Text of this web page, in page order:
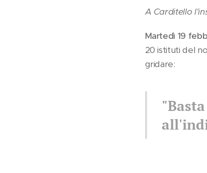
A Carditello
Martedì 19
20 istituti del
gridare: